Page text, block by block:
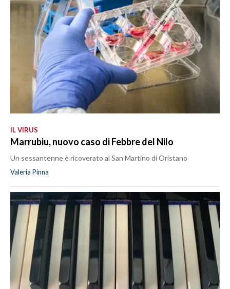
IL VIRUS
Marrubiu, nuovo caso di Febbre del Nilo
Un sessantenne è ricoverato al San Martino di Oristano
Valeria Pinna